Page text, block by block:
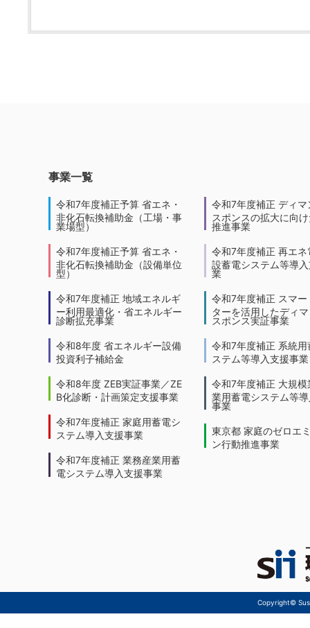
事業一覧
令和7年度補正予算 省エネ・
非化石転換補助金（工場・事
業場型）
令和7年度補正予算 省エネ・
非化石転換補助金（設備単位
型）
令和7年度補正 地域エネルギ
ー利用最適化・省エネルギー
診断拡充事業
令和8年度 省エネルギー設備
投資利子補給金
令和8年度 ZEB実証事業／ZE
B化診断・計画策定支援事業
令和7年度補正 家庭用蓄電シ
ステム導入支援事業
令和7年度補正 業務産業用蓄
電システム導入支援事業
令和7年度補正 ディマ
スポンスの拡大に向
推進事業
令和7年度補正 再エネ
設蓄電システム等導
業
令和7年度補正 スマー
ターを活用したディ
スポンス実証事業
令和7年度補正 系統用
ステム等導入支援事業
令和7年度補正 大規模
業用蓄電システム等
事業
東京都 家庭のゼロエ
ン行動推進事業
Copyright©